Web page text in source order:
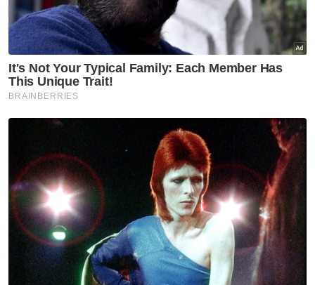
“Saya mengaku bersalah, minta kurang
hukuman tuan,” katanya yang memakai baju
lokap warna jingga.
Bagaimanapun, Timbalan Pendakwa Raya,
hukuman bagi semua pertuduhan dijalankan
secara berasingan kerana ia membabitkan
kanak-kanak.
Berita Telus & Tulus menerusi E-Mel setiap